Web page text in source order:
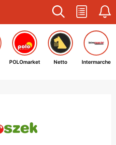
POLOmarket Netto Intermarche